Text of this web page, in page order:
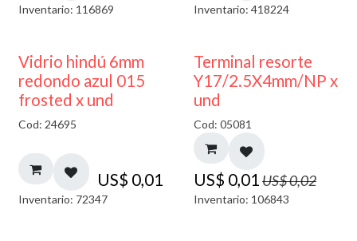
Inventario: 116869 Inventario: 418224
40% DESCUENTO
Vidrio hindú 6mm
redondo azul 015
frosted x und
Cod: 24695
US$ 0,01
Inventario: 72347
50% DESCUENTO
Terminal resorte
Y17/2.5X4mm/NP x
und
Cod: 05081
US$ 0,01 US$0,02
Inventario: 106843